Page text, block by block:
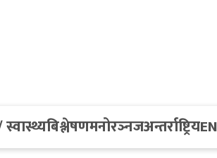
स्वास्थ्यबिश्लेषणमनोरञ्नजअन्तर्राष्ट्रिय